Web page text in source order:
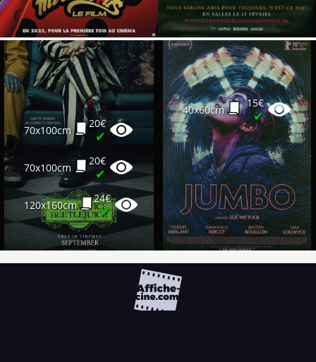
70x100cm
20€
✔
70x100cm
20€
✔
120x160cm
24€
✔
40x60cm
15€
✔